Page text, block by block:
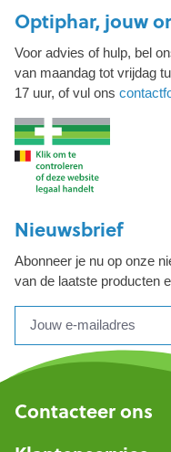
Optiphar, jouw
Voor advies of hulp, bel
van maandag tot vrijdag
17 uur, of vul ons
Nieuwsbrief
Abonneer je nu op onze
van de laatste producten
Contacteer ons